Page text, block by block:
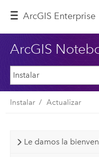
ArcGIS Enterprise
ArcGIS
Instalar Actualizar
Le damos la